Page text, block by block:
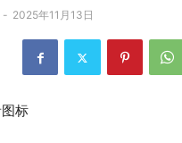
- 2025年11月13日